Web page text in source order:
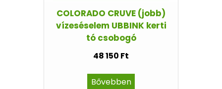
COLORADO CRUVE (jobb)
vízeséselem UBBINK kerti
tó csobogó
48 150 Ft
Bővebben